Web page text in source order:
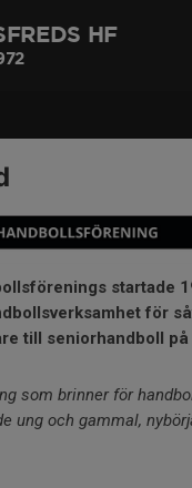
HF
startade
för
till seniorhandboll på
som brinner för
ung och gammal,